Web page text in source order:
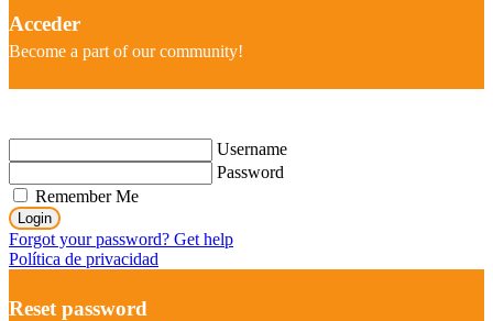
Acceder
Become a part of our community!
Username
Password
Remember Me
Login
Forgot your password? Get help
Política de privacidad
Reset password